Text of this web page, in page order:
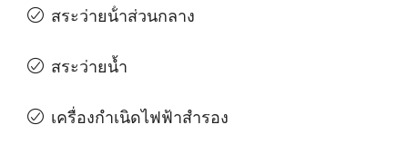
สระว่ายน้ําส่วนกลาง
สระว่ายน้ำ
เครื่องกําเนิดไฟฟ้าสํารอง